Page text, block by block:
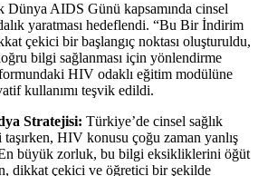
Dünya AIDS Günü kapsamında cinsel
yaratması hedeflendi. “Bu Bir İndirim
çekici bir başlangıç noktası oluşturuldu,
bilgi sağlanması için yönlendirme
HIV odaklı eğitim modülüne
kullanımı teşvik edildi.
Stratejisi: Türkiye’de cinsel sağlık
HIV konusu çoğu zaman yanlış
büyük zorluk, bu bilgi eksikliklerini öğüt
dikkat çekici ve öğretici bir şekilde